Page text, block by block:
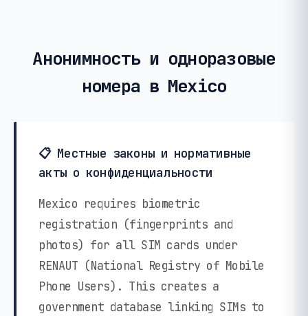
Анонимность и одноразовые
номера в Mexico
📋 Местные законы и нормативные
акты о конфиденциальности
Mexico requires biometric
registration (fingerprints and
photos) for all SIM cards under
RENAUT (National Registry of Mobile
Phone Users). This creates a
government database linking SIMs to